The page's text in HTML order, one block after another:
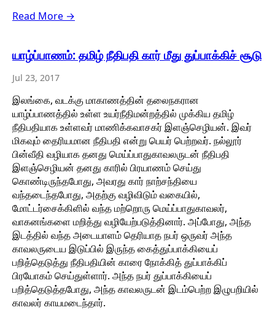
Read More →
யாழ்ப்பாணம்: தமிழ் நீதிபதி கார் மீது துப்பாக்கிச் சூடு
Jul 23, 2017
இலங்கை, வடக்கு மாகாணத்தின் தலைநகரான
யாழ்ப்பாணத்தில் உள்ள உயர்நீதிமன்றத்தில் முக்கிய தமிழ்
நீதிபதியாக உள்ளவர் மாணிக்கவாசகர் இளஞ்செழியன். இவர்
மிகவும் தைரியமான நீதிபதி என்று பெயர் பெற்றவர். நல்லூர்
பின்வீதி வழியாக தனது மெய்ப்பாதுகாவலருடன் நீதிபதி
இளஞ்செழியன் தனது காரில் பிரயாணம் செய்து
கொண்டிருந்தபோது, அவரது கார் நாற்சந்தியை
வந்தடைந்தபோது, அதற்கு வழிவிடும் வகையில்,
மோட்டர்சைக்கிளில் வந்த மற்றொரு மெய்ப்பாதுகாவலர்,
வாகனங்களை மறித்து வழியேற்படுத்தினார். அப்போது, அந்த
இடத்தில் வந்த அடையாளம் தெரியாத நபர் ஒருவர் அந்த
காவலருடைய இடுப்பில் இருந்த கைத்துப்பாக்கியைப்
பறித்தெடுத்து நீதிபதியின் காரை நோக்கித் துப்பாக்கிப்
பிரயோகம் செய்துள்ளார். அந்த நபர் துப்பாக்கியைப்
பறித்தெடுத்தபோது, அந்த காவலருடன் இடம்பெற்ற இழுபறியில்
காவலர் காயமடைந்தார்.